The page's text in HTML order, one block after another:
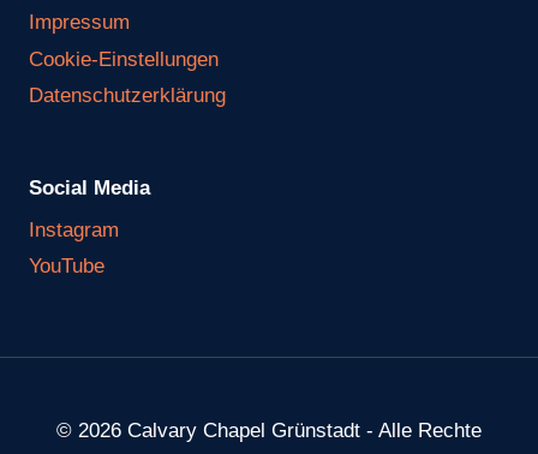
Impressum
Cookie-Einstellungen
Datenschutzerklärung
Social Media
Instagram
YouTube
© 2026 Calvary Chapel Grünstadt - Alle Rechte